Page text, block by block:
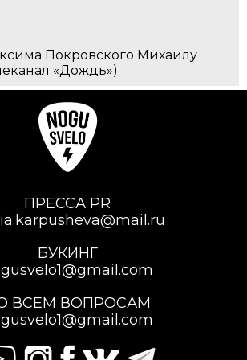
Покровского Михаилу
«Дождь»)
ПРЕССА PR
БУКИНГ
ВСЕМ ВОПРОСАМ